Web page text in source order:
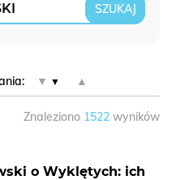
▼ ▲
Znaleziono 1522 wyników
o Wyklętych: ich